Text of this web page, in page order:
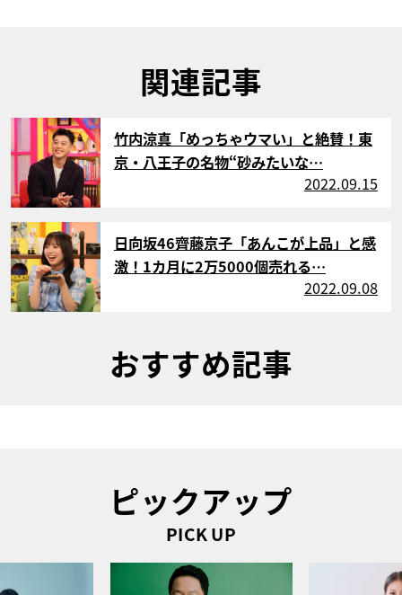
関連記事
サムネイル
竹内涼真「めっちゃウマい」と絶賛！東
京・八王子の名物“砂みたいな…
2022.09.15
サムネイル
日向坂46齊藤京子「あんこが上品」と感
激！1カ月に2万5000個売れる…
2022.09.08
おすすめ記事
ピックアップ
PICK UP